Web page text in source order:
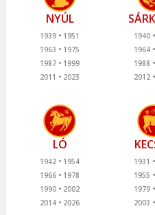
NYÚL
1939
1951
1963
1975
1987
1999
2011
2023
1940
1964
1988
2012
LÓ
1942
1954
1966
1978
1990
2002
2014
2026
1931
1955
1979
2003